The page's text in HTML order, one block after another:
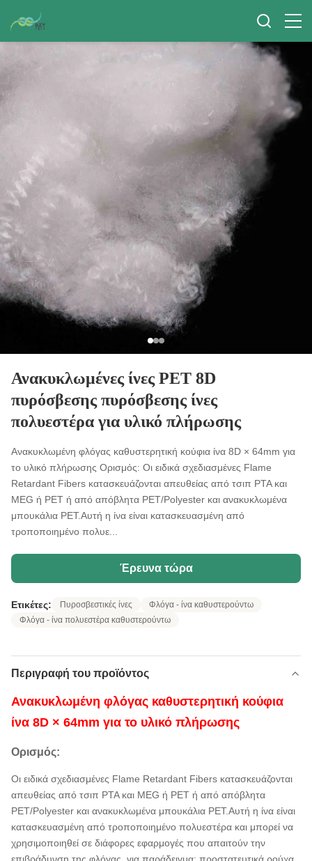
Ανακυκλωμένες ίνες PET 8D
πυρόσβεσης πυρόσβεσης ίνες
πολυεστέρα για υλικό πλήρωσης
Ανακυκλωμένη φλόγας καθυστερητική κούφια ίνα 8D × 64mm για
το υλικό πλήρωσης Ορισμός: Οι ειδικά σχεδιασμένες Flame
Retardant Fibers κατασκευάζονται απευθείας από τσιπ PTA και
MEG ή PET ή από απόβλητα PET/Polyester και ανακυκλωμένα
μπουκάλια PET.Αυτή η ίνα είναι κατασκευασμένη από
τροποποιημένο πολυε...
Έρευνα τώρα
Ετικέτες: Πυροσβεστικές ίνες
Φλόγα - ίνα καθυστερούντω
Φλόγα - ίνα πολυεστέρα καθυστερούντω
Περιγραφή του προϊόντος
Ανακυκλωμένη φλόγας καθυστερητική κούφια
ίνα 8D × 64mm για το υλικό πλήρωσης
Ορισμός:
Οι ειδικά σχεδιασμένες Flame Retardant Fibers κατασκευάζονται
απευθείας από τσιπ PTA και MEG ή PET ή από απόβλητα
PET/Polyester και ανακυκλωμένα μπουκάλια PET.Αυτή η ίνα είναι
κατασκευασμένη από τροποποιημένο πολυεστέρα και μπορεί να
χρησιμοποιηθεί σε διάφορες εφαρμογές που απαιτούν την